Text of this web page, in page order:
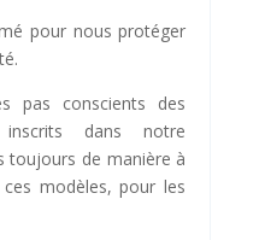
pour nous protéger
pas conscients des
dans notre
toujours de manière à
modèles, pour les